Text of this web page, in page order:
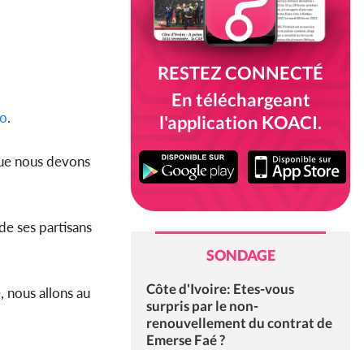
.
nous devons
ses partisans
nous allons au
RESTEZ CONNECTÉ
En téléchargeant
l'application KOACI.
SONDAGE
Côte d'Ivoire: Etes-vous
surpris par le non-
renouvellement du contrat de
Emerse Faé ?